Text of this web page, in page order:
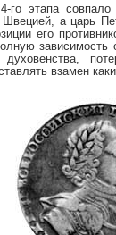
го этапа
а царь
его
духовенства,
взамен